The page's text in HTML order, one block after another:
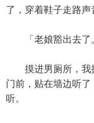
了，穿着鞋子走路声
「老娘豁出去了。
摸进男厕所，我
门前，贴在墙边听了
听。